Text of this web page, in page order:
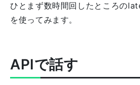
ひとまず数時間回したところの
を使ってみます。
APIで話す